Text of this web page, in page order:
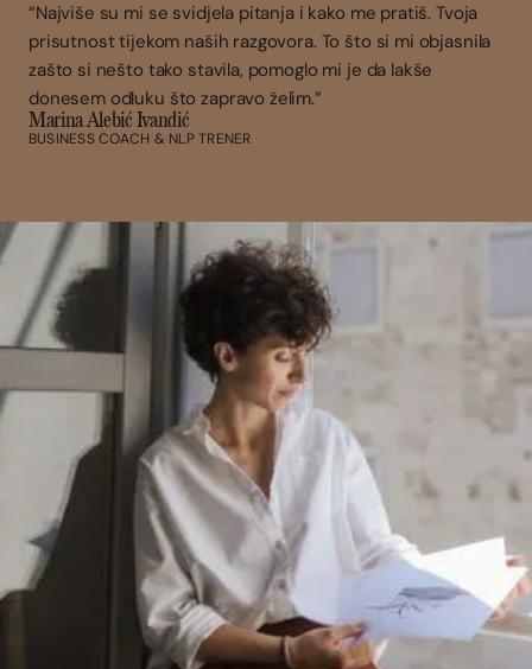
“Najviše su mi se svidjela pitanja i kako me pratiš. Tvoja
prisutnost tijekom naših razgovora. To što si mi objasnila
zašto si nešto tako stavila, pomoglo mi je da lakše
donesem odluku što zapravo želim.”
Marina Alebić Ivandić
BUSINESS COACH & NLP TRENER